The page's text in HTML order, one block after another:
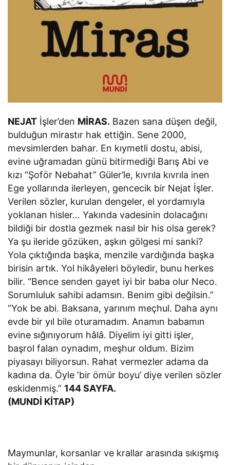
NEJAT İşler’den MİRAS. Bazen sana düşen değil,
bulduğun mirastır hak ettiğin. Sene 2000,
mevsimlerden bahar. En kıymetli dostu, abisi,
evine uğramadan günü bitirmediği Barış Abi ve
kızı “Şoför Nebahat” Güler’le, kıvrıla kıvrıla inen
Ege yollarında ilerleyen, gencecik bir Nejat İşler.
Verilen sözler, kurulan dengeler, el yordamıyla
yoklanan hisler… Yakında vadesinin dolacağını
bildiği bir dostla gezmek nasıl bir his olsa gerek?
Ya şu ileride gözüken, aşkın gölgesi mi sanki?
Yola çıktığında başka, menzile vardığında başka
birisin artık. Yol hikâyeleri böyledir, bunu herkes
bilir. “Bence senden gayet iyi bir baba olur Neco.
Sorumluluk sahibi adamsın. Benim gibi değilsin.”
“Yok be abi. Baksana, yarınım meçhul. Daha aynı
evde bir yıl bile oturamadım. Anamın babamın
evine sığınıyorum hâlâ. Diyelim iyi gitti işler,
başrol falan oynadım, meşhur oldum. Bizim
piyasayı biliyorsun. Rahat vermezler adama da
kadına da. Öyle ‘bir ömür boyu’ diye verilen sözler
eskidenmiş.” 144 SAYFA.
(MUNDİ KİTAP)
Maymunlar, korsanlar ve krallar arasında sıkışmış